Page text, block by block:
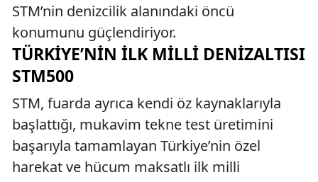
STM’nin denizcilik alanındaki öncü
konumunu güçlendiriyor.
TÜRKIYE’NIN İLK MILLI DENIZALTISI
STM500
STM, fuarda ayrıca kendi öz kaynaklarıyla
başlattığı, mukavim tekne test üretimini
başarıyla tamamlayan Türkiye’nin özel
harekat ve hücum maksatlı ilk milli